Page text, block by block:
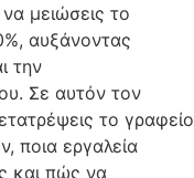
μειώσεις το
αυξάνοντας
την
Σε αυτόν τον
το γραφείο
ποια εργαλεία
και πώς να